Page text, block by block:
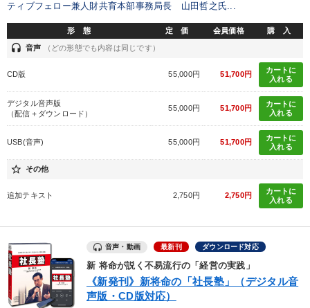
財務・数字力の向上 経営を改善したい
発想力を磨きたい 社長の姿勢を学びたい
販売力を強化したい 後継者に聞かせたい
キーワード
local_offer タグから探す
すべての音声・動画（全2076タイトル）からお探しいただけます
ティブフェロー兼人財共育本部事務局長 山田哲之氏...
形 態 定 価 会員価格 購 入
headset 音声 （どの形態でも内容は同じです）
CD版 55,000円 51,700円
カートに
入れる
デジタル音声版
（配信＋ダウンロード）
55,000円 51,700円
カートに
入れる
USB(音声) 55,000円 51,700円
カートに
入れる
star_border その他
追加テキスト 2,750円 2,750円
カートに
入れる
音声・動画 最新刊 ダウンロード対応
新 将命が説く不易流行の「経営の実践」
《新発刊》新将命の「社長塾」（デジタル音
声版・CD版対応）